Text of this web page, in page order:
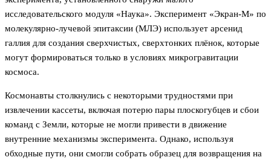
исследовательского модуля «Наука». Эксперимент «Экран-М» по
молекулярно-лучевой эпитаксии (МЛЭ) использует арсенид
галлия для создания сверхчистых, сверхтонких плёнок, которые
могут формироваться только в условиях микрогравитации
космоса.
Космонавты столкнулись с некоторыми трудностями при
извлечении кассеты, включая потерю пары плоскогубцев и сбои
команд с Земли, которые не могли привести в движение
внутренние механизмы эксперимента. Однако, используя
обходные пути, они смогли собрать образец для возвращения на